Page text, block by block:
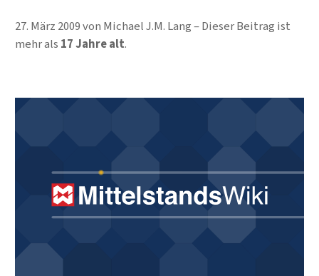
27. März 2009von Michael J.M. Lang
Dieser Beitrag ist
mehr als 17 Jahre alt.